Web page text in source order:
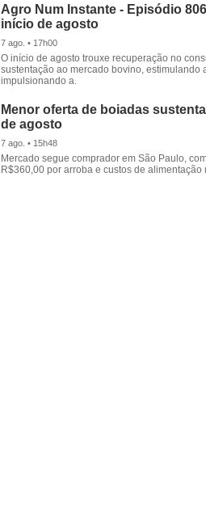
Agro Num Instante - Episódio
início de agosto
7 ago. • 17h00
O início de agosto trouxe recuperação no
sustentação ao mercado bovino, estimulando
impulsionando a.
Menor oferta de boiadas
de agosto
7 ago. • 15h48
Mercado segue comprador em São Paulo,
R$360,00 por arroba e custos de